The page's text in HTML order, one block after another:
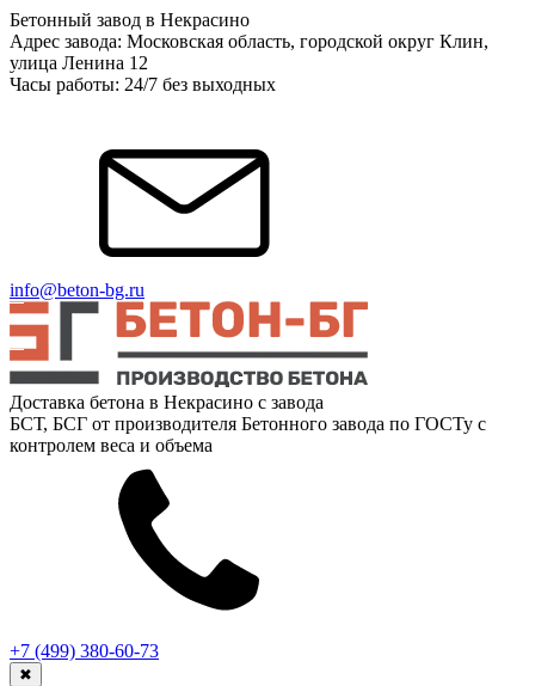
Бетонный завод в Некрасино
Адрес завода: Московская область, городской округ Клин,
улица Ленина 12
Часы работы: 24/7 без выходных
info@beton-bg.ru
Доставка бетона в Некрасино с завода
БСТ, БСГ от производителя Бетонного завода по ГОСТу с
контролем веса и объема
+7 (499) 380-60-73
✖